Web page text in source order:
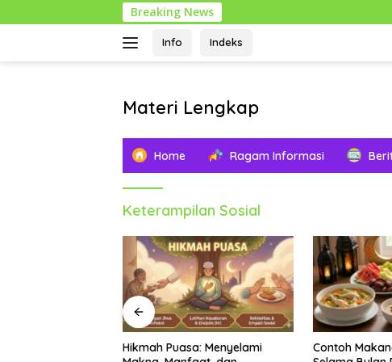
ke
Breaking News
Info Indeks
Materi Lengkap
Pendidikan
Lengkap
Home Ragam Informasi
Keterampilan Sosial
Contoh Makanan Bergizi
Asal Mula